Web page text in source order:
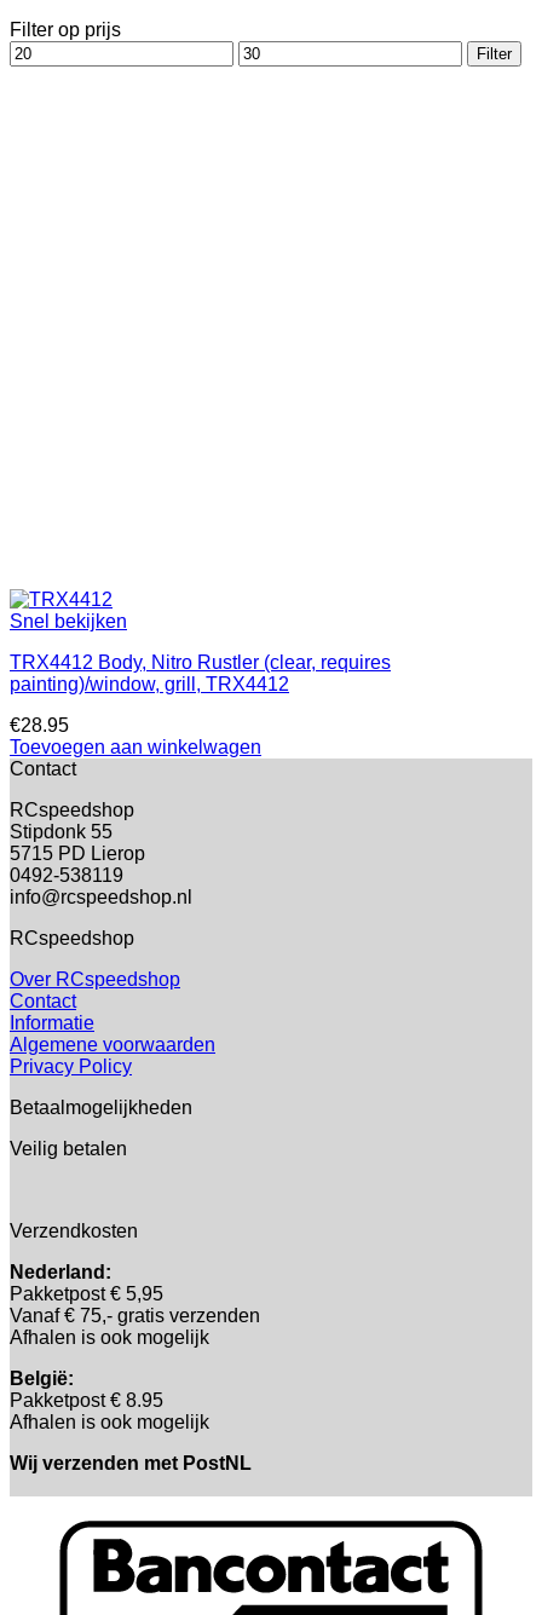
Filter op prijs
Min.
prijs
Max.
prijs
Filter
Snel bekijken
TRX4412 Body, Nitro Rustler (clear, requires
painting)/window, grill, TRX4412
€28.95
Toevoegen aan winkelwagen
Contact
RCspeedshop
Stipdonk 55
5715 PD Lierop
0492-538119
info@rcspeedshop.nl
RCspeedshop
Over RCspeedshop
Contact
Informatie
Algemene voorwaarden
Privacy Policy
Betaalmogelijkheden
Veilig betalen
Verzendkosten
Nederland:
Pakketpost € 5,95
Vanaf € 75,- gratis verzenden
Afhalen is ook mogelijk
België:
Pakketpost € 8.95
Afhalen is ook mogelijk
Wij verzenden met PostNL